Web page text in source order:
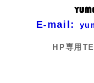
E-mail:
HP専用